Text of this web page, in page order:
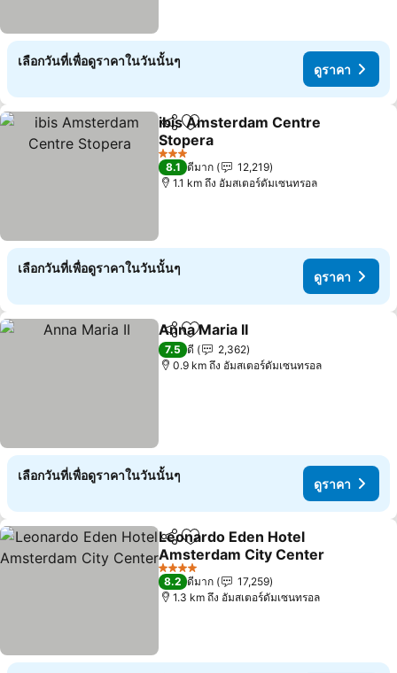
เลือกวันที่เพื่อดูราคาในวันนั้นๆ
ดูราคา
แชร์ เพิ่มในรายการโปรด
ibis Amsterdam Centre
Stopera
3 ดาว
8.1 ดีมาก
12,219
1.1 km ถึง อัมสเตอร์ดัมเซนทรอล
เลือกวันที่เพื่อดูราคาในวันนั้นๆ
ดูราคา
แชร์ เพิ่มในรายการโปรด
Anna Maria II
7.5 ดี
2,362
0.9 km ถึง อัมสเตอร์ดัมเซนทรอล
เลือกวันที่เพื่อดูราคาในวันนั้นๆ
ดูราคา
แชร์ เพิ่มในรายการโปรด
Leonardo Eden Hotel
Amsterdam City Center
4 ดาว
8.2 ดีมาก
17,259
1.3 km ถึง อัมสเตอร์ดัมเซนทรอล